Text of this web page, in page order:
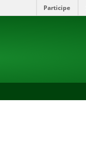
Participe